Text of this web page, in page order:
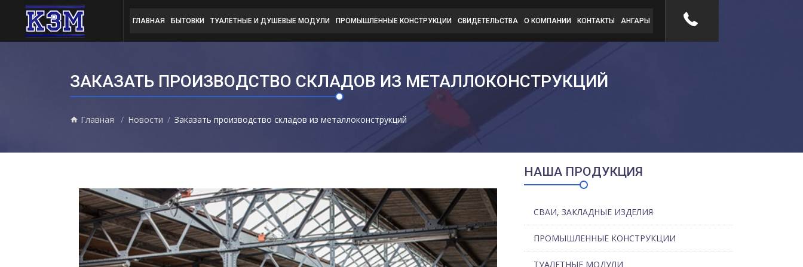
ГЛАВНАЯ БЫТОВКИ ТУАЛЕТНЫЕ И ДУШЕВЫЕ МОДУЛИ ПРОМЫШЛЕННЫЕ КОНСТРУКЦИИ СВИДЕТЕЛЬСТВА О КОМПАНИИ КОНТАКТЫ АНГАРЫ
ЗАКАЗАТЬ ПРОИЗВОДСТВО СКЛАДОВ ИЗ МЕТАЛЛОКОНСТРУКЦИЙ
Главная Новости Заказать производство складов из металлоконструкций
НАША ПРОДУКЦИЯ
СВАИ, ЗАКЛАДНЫЕ ИЗДЕЛИЯ
ПРОМЫШЛЕННЫЕ КОНСТРУКЦИИ
ТУАЛЕТНЫЕ МОДУЛИ